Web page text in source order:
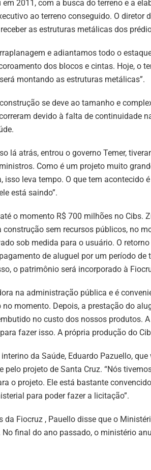
2011, com a busca do terreno e a
ao terreno conseguido. O diretor
as estruturas metálicas dos
e adiantamos todo o
dos blocos e cintas. Hoje, o
montando as estruturas metálicas”.
se deve ao tamanho e
devido à falta de continuidade
lá atrás, entrou o governo Temer,
Como é um projeto muito
isso leva tempo. O que tem acontecido
está saindo”.
o momento R$ 700 milhões no Cibs.
sem recursos públicos, no
sob medida para o usuário. O
de aluguel por um período de
o patrimônio será incorporado à
na administração pública e é
momento. Depois, a prestação do
no custo dos nossos produtos.
fazer isso. A própria produção do
da Saúde, Eduardo Pazuello,
pelo projeto de Santa Cruz. “Nós
o projeto. Ele está bastante
para poder fazer a licitação”.
da Fiocruz , Pauello disse que o
final do ano passado, o ministério